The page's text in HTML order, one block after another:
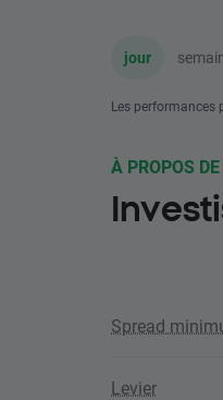
jour
Les performances
À PROPOS
Spread
Levier